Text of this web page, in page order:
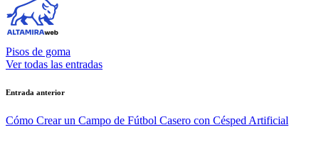
Pisos de goma
Ver todas las entradas
Navegación
de
Entrada anterior
Cómo Crear un Campo de Fútbol Casero con Césped Artificial